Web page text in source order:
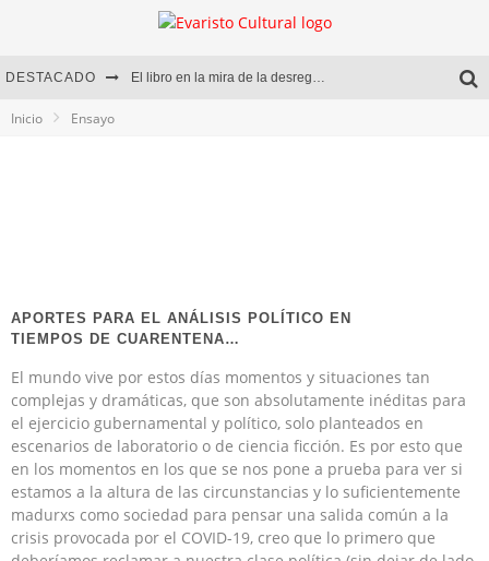
DESTACADO El libro en la mira de la desregulación
Inicio Ensayo
APORTES PARA EL ANÁLISIS POLÍTICO EN
TIEMPOS DE CUARENTENA…
El mundo vive por estos días momentos y situaciones tan
complejas y dramáticas, que son absolutamente inéditas para
el ejercicio gubernamental y político, solo planteados en
escenarios de laboratorio o de ciencia ficción. Es por esto que
en los momentos en los que se nos pone a prueba para ver si
estamos a la altura de las circunstancias y lo suficientemente
madurxs como sociedad para pensar una salida común a la
crisis provocada por el COVID-19, creo que lo primero que